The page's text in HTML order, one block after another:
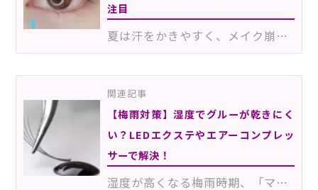
注目
夏は汗をかきやすく、メイク崩れが気になる季節。特にアイメイクが崩れてしまうと顔の印象が大きく変わっ…
関連記事
【梅雨対策】湿度でグルーが乾きにく
い？LEDエクステやエアーコンプレッ
サーで解決！
湿度が高くなる梅雨時期、「マツエクのグルーが乾きにくい」というお悩みを抱えるアイラッシュ施術者も多…